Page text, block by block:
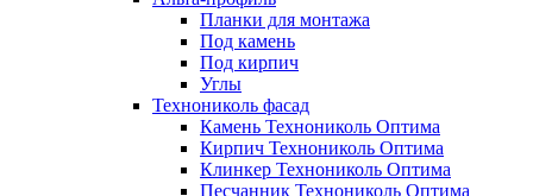
Планки для монтажа
Под камень
Под кирпич
Углы
Технониколь фасад
Камень Технониколь Оптима
Кирпич Технониколь Оптима
Клинкер Технониколь Оптима
Песчанник Технониколь Оптима